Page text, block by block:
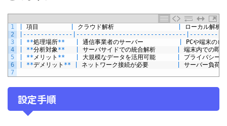
1
2
3
4
5
6
7
項目 クラウド解析
ローカル解析
-- -- -- -- -- -- -- -- -- -- -- -- -- -- -- -- -- -- -- -- -- -- - -- -- -- --
**処理場所** 通信事業者のサーバー PCや端末のロ
**分析対象 ** サーバサイドでの統合解析
端末内での即
** メリット ** 大規模なデータを活用可能
プライバシー
**デメリット ** ネットワーク接続が必要 サーバー負荷
設定手順